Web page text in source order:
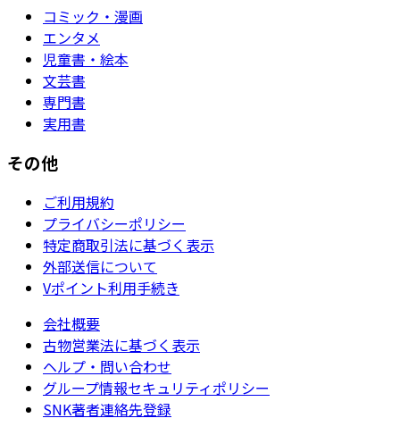
コミック・漫画
エンタメ
児童書・絵本
文芸書
専門書
実用書
その他
ご利用規約
プライバシーポリシー
特定商取引法に基づく表示
外部送信について
Vポイント利用手続き
会社概要
古物営業法に基づく表示
ヘルプ・問い合わせ
グループ情報セキュリティポリシー
SNK著者連絡先登録